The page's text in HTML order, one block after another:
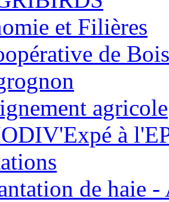
et Filières
de
agricole
à
de haie